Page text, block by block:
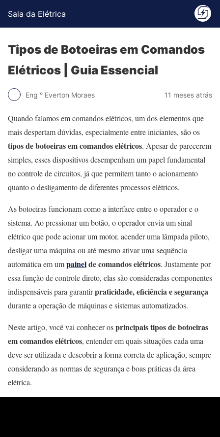
Sala da Elétrica
Tipos de Botoeiras em Comandos
Elétricos | Guia Essencial
Eng ° Everton Moraes 11 meses atrás
Quando falamos em comandos elétricos, um dos elementos que
mais despertam dúvidas, especialmente entre iniciantes, são os
tipos de botoeiras em comandos elétricos. Apesar de parecerem
simples, esses dispositivos desempenham um papel fundamental
no controle de circuitos, já que permitem tanto o acionamento
quanto o desligamento de diferentes processos elétricos.
As botoeiras funcionam como a interface entre o operador e o
sistema. Ao pressionar um botão, o operador envia um sinal
elétrico que pode acionar um motor, acender uma lâmpada piloto,
desligar uma máquina ou até mesmo ativar uma sequência
automática em umpainelde comandos elétricos. Justamente por
essa função de controle direto, elas são consideradas componentes
indispensáveis para garantirpraticidade, eficiência e segurança
durante a operação de máquinas e sistemas automatizados.
Neste artigo, você vai conhecer osprincipais tipos de botoeiras
em comandos elétricos, entender em quais situações cada uma
deve ser utilizada e descobrir a forma correta de aplicação, sempre
considerando as normas de segurança e boas práticas da área
elétrica.